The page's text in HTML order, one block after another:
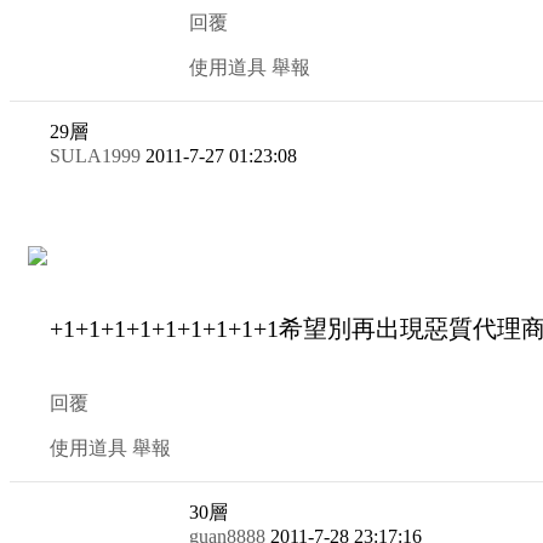
回覆
使用道具 舉報
29層
SULA1999 2011-7-27 01:23:08
+1+1+1+1+1+1+1+1+1希望別再出現惡質代理
回覆
使用道具 舉報
30層
guan8888 2011-7-28 23:17:16